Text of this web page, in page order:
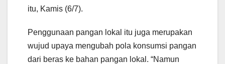
itu, Kamis (6/7).
Penggunaan pangan lokal itu juga merupakan
wujud upaya mengubah pola konsumsi pangan
dari beras ke bahan pangan lokal. “Namun